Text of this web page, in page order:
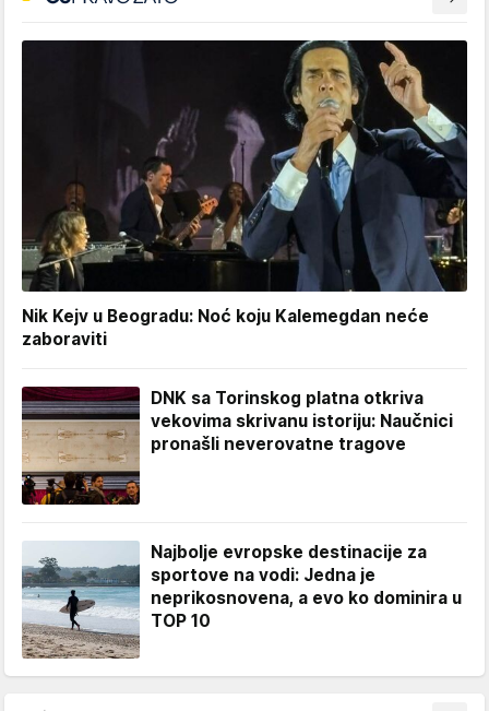
Nik Kejv u Beogradu: Noć koju Kalemegdan neće
zaboraviti
DNK sa Torinskog platna otkriva
vekovima skrivanu istoriju: Naučnici
pronašli neverovatne tragove
Najbolje evropske destinacije za
sportove na vodi: Jedna je
neprikosnovena, a evo ko dominira u
TOP 10